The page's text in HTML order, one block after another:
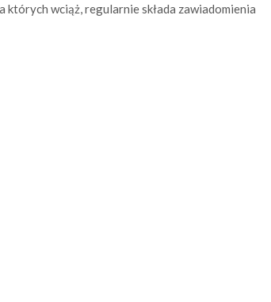
których wciąż, regularnie składa zawiadomienia